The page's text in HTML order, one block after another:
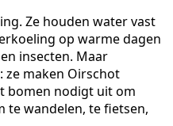
Ze houden water vast
op warme dagen
insecten. Maar
ze maken Oirschot
bomen nodigt uit om
te wandelen, te fietsen,